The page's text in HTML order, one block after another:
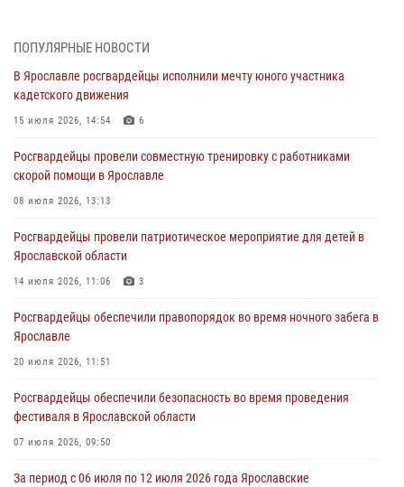
Росгвардейцы изъяли 41 единицу гражданского оружия в связи с
нарушением законодательства
30 июля 2026, 11:51
В региональном управлении Росгвардии состоялся молебен,
приуроченный к празднику Крещения Руси
28 июля 2026, 14:56
Ярославские росгвардейцы за прошедшую неделю совершили
более 250 выездов по сигналам «Тревога»
27 июля 2026, 08:59
Росгвардейцы обеспечили правопорядок во время массового
забега в Ярославле
27 июля 2026, 07:16
ПОПУЛЯРНЫЕ НОВОСТИ
В Ярославле росгвардейцы исполнили мечту юного участника
кадетского движения
15 июля 2026, 14:54 6
Росгвардейцы провели совместную тренировку с работниками
скорой помощи в Ярославле
08 июля 2026, 13:13
Росгвардейцы провели патриотическое мероприятие для детей в
Ярославской области
14 июля 2026, 11:06 3
Росгвардейцы обеспечили правопорядок во время ночного забега в
Ярославле
20 июля 2026, 11:51
Росгвардейцы обеспечили безопасность во время проведения
фестиваля в Ярославской области
07 июля 2026, 09:50
За период с 06 июля по 12 июля 2026 года Ярославские